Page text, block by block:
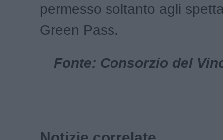
permesso soltanto agli
Green Pass.
Fonte: Consorzio del